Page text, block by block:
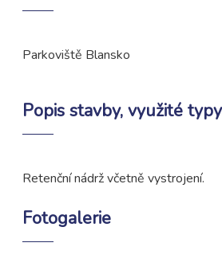
Parkoviště Blansko
Popis stavby, využité
Retenční nádrž včetně vystrojení.
Fotogalerie